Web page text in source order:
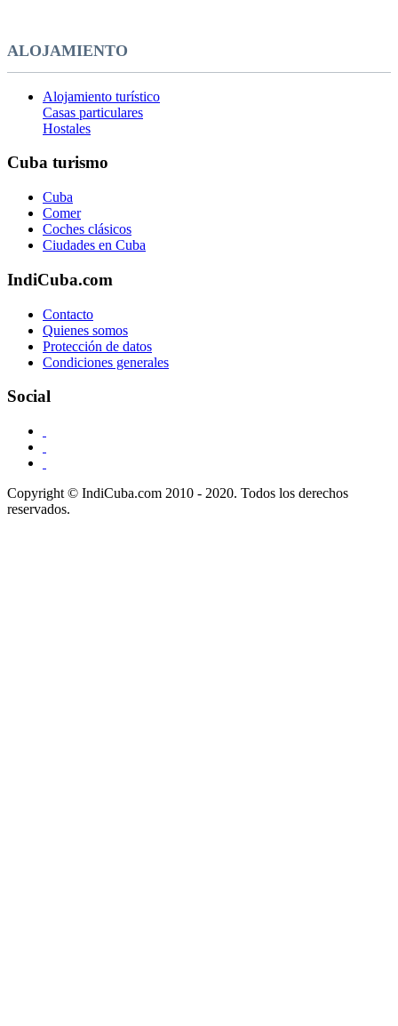
ALOJAMIENTO
Alojamiento turístico
Casas particulares
Hostales
Cuba turismo
Cuba
Comer
Coches clásicos
Ciudades en Cuba
IndiCuba.com
Contacto
Quienes somos
Protección de datos
Condiciones generales
Social
Copyright © IndiCuba.com 2010 - 2020. Todos los derechos
reservados.